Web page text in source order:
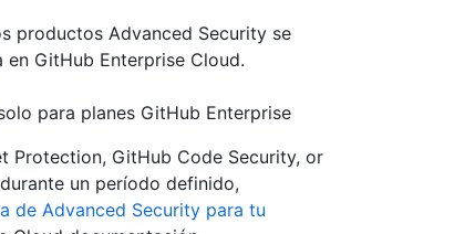
productos Advanced Security se
GitHub Enterprise Cloud.
para planes GitHub Enterprise
Protection, GitHub Code Security, or
un período definido,
de Advanced Security para tu